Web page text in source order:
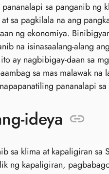
sa panganib ng
sa pagkilala na ang
ng ekonomiya.
na isinasaalang-alang
ay nagbibigay-daan sa
sa mas malawak
pananalapi sa
ideya
sa klima at kapaligiran sa
ng kapaligiran,